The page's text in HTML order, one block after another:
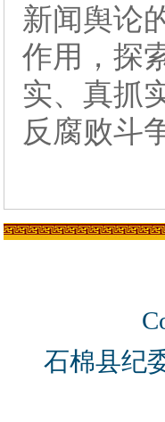
新闻舆论
作用，探
实、真抓
反腐败斗
石棉县纪